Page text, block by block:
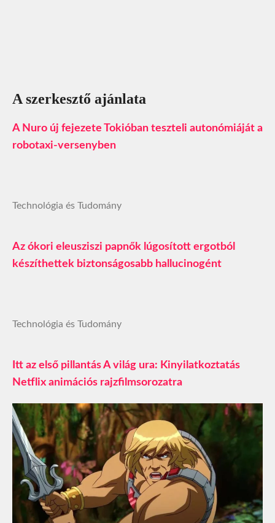
A szerkesztő ajánlata
A Nuro új fejezete Tokióban teszteli autonómiáját a
robotaxi‑versenyben
Technológia és Tudomány
Az ókori eleusziszi papnők lúgosított ergotból
készíthettek biztonságosabb hallucinogént
Technológia és Tudomány
Itt az első pillantás A világ ura: Kinyilatkoztatás
Netflix animációs rajzfilmsorozatra